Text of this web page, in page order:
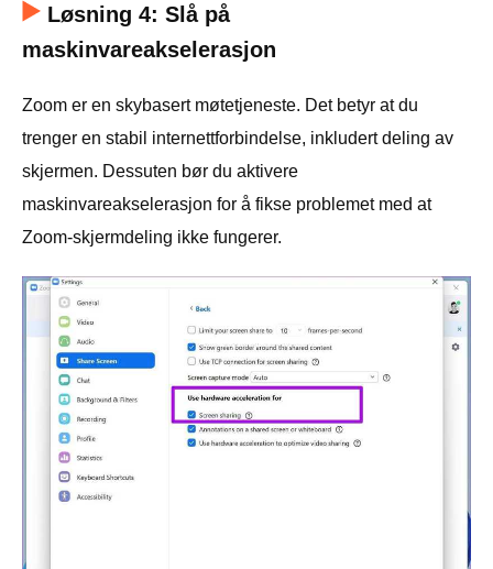
Løsning 4: Slå på
maskinvareakselerasjon
Zoom er en skybasert møtetjeneste. Det betyr at du
trenger en stabil internettforbindelse, inkludert deling av
skjermen. Dessuten bør du aktivere
maskinvareakselerasjon for å fikse problemet med at
Zoom-skjermdeling ikke fungerer.